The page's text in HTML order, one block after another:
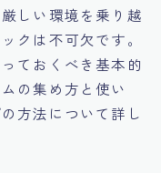
しい環境を乗り越
クは不可欠です。
ておくべき基本的
の集め方と使い
方法について詳し